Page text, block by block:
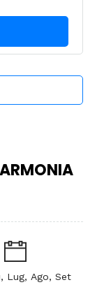
Lug, Ago, Set